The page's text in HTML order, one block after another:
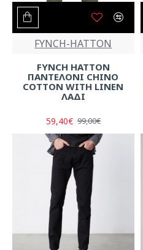
FYNCH-HATTON
FYNCH HATTON
ΠΑΝΤΕΛΟΝΙ CHINO
COTTON WITH LINEN
ΛΑΔΙ
59,40€ 99,00€